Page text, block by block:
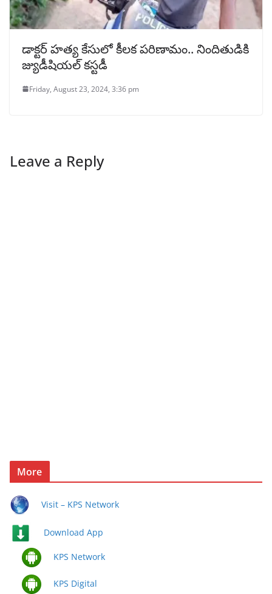
డాక్టర్ హత్య కేసులో కీలక పరిణామం.. నిందితుడికి
జ్యుడీషియల్ కస్టడీ
Friday, August 23, 2024, 3:36 pm
Leave a Reply
More
Visit – KPS Network
Download App
KPS Network
KPS Digital